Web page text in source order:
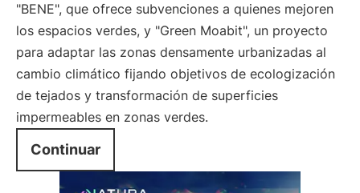
"BENE", que ofrece subvenciones a quienes mejoren
los espacios verdes, y "Green Moabit", un proyecto
para adaptar las zonas densamente urbanizadas al
cambio climático fijando objetivos de ecologización
de tejados y transformación de superficies
impermeables en zonas verdes.
Continuar